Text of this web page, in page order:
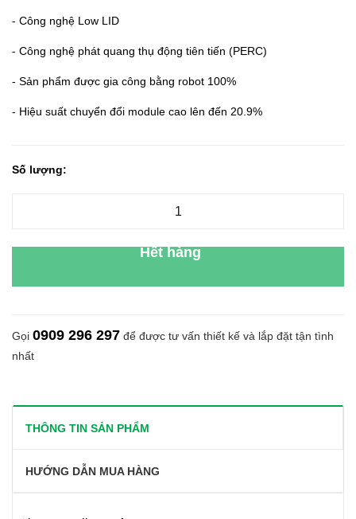
- Công nghệ Low LID
- Công nghệ phát quang thụ động tiên tiến (PERC)
- Sản phẩm được gia công bằng robot 100%
- Hiệu suất chuyển đổi module cao lên đến 20.9%
Số lượng:
Hết hàng
Gọi 0909 296 297 để được tư vấn thiết kế và lắp đặt tận tình
nhất
THÔNG TIN SẢN PHẨM
HƯỚNG DẪN MUA HÀNG